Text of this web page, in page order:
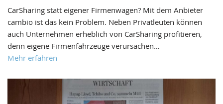
CarSharing statt eigener Firmenwagen? Mit dem Anbieter
cambio ist das kein Problem. Neben Privatleuten können
auch Unternehmen erheblich von CarSharing profitieren,
denn eigene Firmenfahrzeuge verursachen…
Mehr erfahren